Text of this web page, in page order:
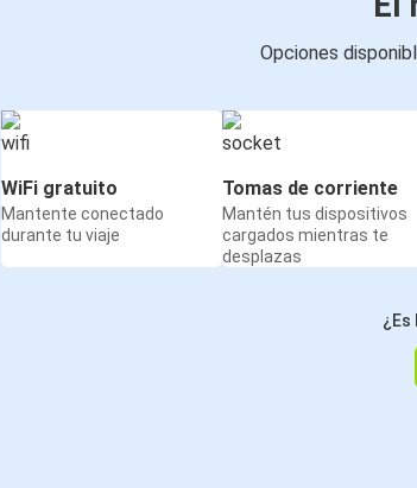
Opciones
WiFi gratuito
Mantente conectado
durante tu viaje
Tomas de corriente
Mantén tus dispositivos
cargados mientras te
desplazas